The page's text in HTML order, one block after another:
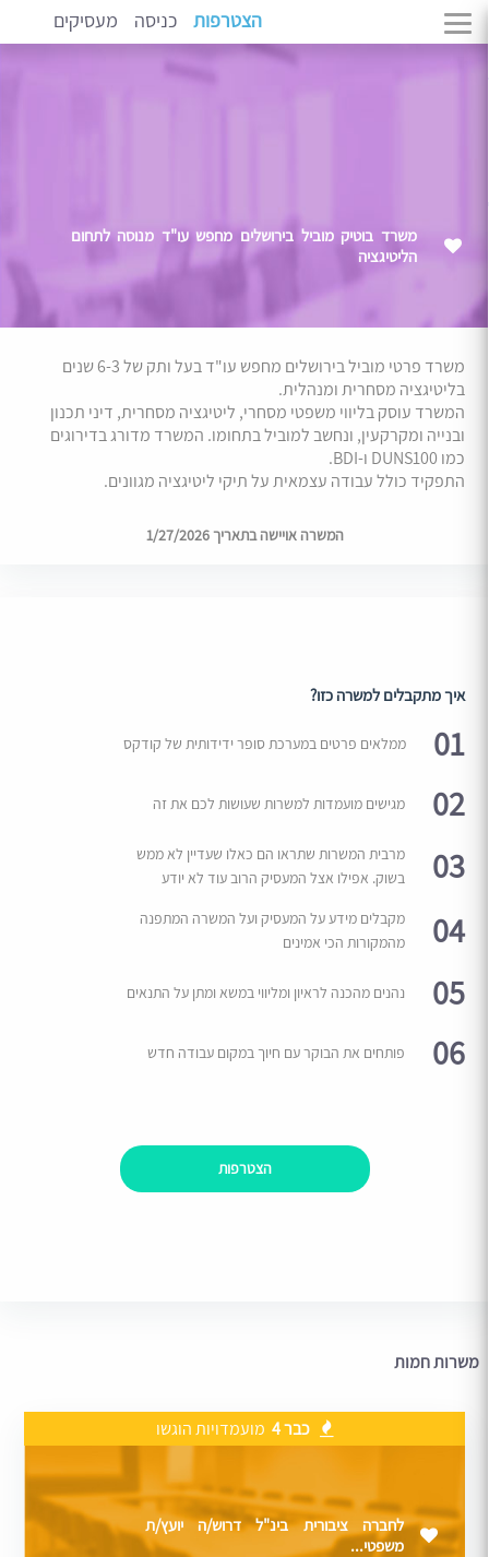
הצטרפות כניסה מעסיקים
משרד בוטיק מוביל בירושלים מחפש עו"ד מנוסה לתחום
הליטיגציה
משרד פרטי מוביל בירושלים מחפש עו"ד בעל ותק של 6-3 שנים
בליטיגציה מסחרית ומנהלית.
המשרד עוסק בליווי משפטי מסחרי, ליטיגציה מסחרית, דיני תכנון
ובנייה ומקרקעין, ונחשב למוביל בתחומו. המשרד מדורג בדירוגים
כמו DUNS100 ו-BDI.
התפקיד כולל עבודה עצמאית על תיקי ליטיגציה מגוונים.
המשרה אויישה בתאריך 1/27/2026
איך מתקבלים למשרה כזו?
01 ממלאים פרטים במערכת סופר ידידותית של קודקס
02 מגישים מועמדות למשרות שעושות לכם את זה
03
מרבית המשרות שתראו הם כאלו שעדיין לא ממש
בשוק. אפילו אצל המעסיק הרוב עוד לא יודע
04
מקבלים מידע על המעסיק ועל המשרה המתפנה
מהמקורות הכי אמינים
05 נהנים מהכנה לראיון ומליווי במשא ומתן על התנאים
06 פותחים את הבוקר עם חיוך במקום עבודה חדש
הצטרפות
משרות חמות
כבר 4 מועמדויות הוגשו
לחברה ציבורית בינ"ל דרוש/ה יועץ/ת
משפטי...